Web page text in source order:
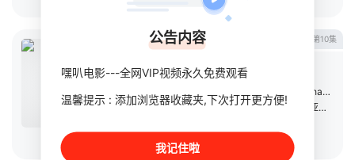
第10集
连续剧 2022
泰国
导演：
Lit / Phadung / Samajarn Niink Karnpicha /
主演：拉查帕特·沃拉萨恩 / 瓦纳拉特·拉萨梅拉特 亚南·翁
立即播放
公告内容
嘿叭电影---全网VIP视频永久免费观看
温馨提示 : 添加浏览器收藏夹,下次打开更方便!
我记住啦